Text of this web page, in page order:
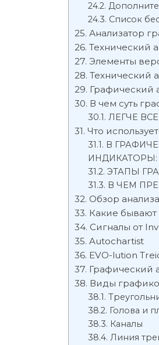
Список
Анализатор
Технический
Элементы
Технический
Графический
В чем суть
ЛЕГЧЕ
Что
В
ИНДИКАТОРЫ:
ЭТАПЫ
В ЧЕМ
Обзор
Какие бывают
Сигналы от
Autochartist
EVO-lution
Графический
Виды
Голова и
Каналы
Линия